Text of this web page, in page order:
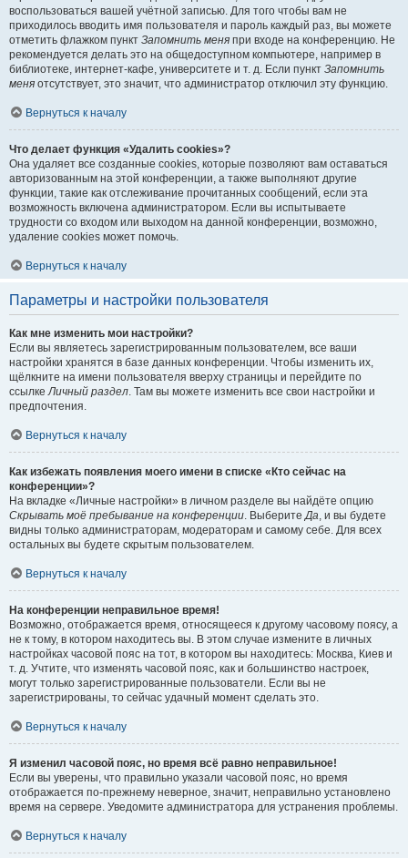
воспользоваться вашей учётной записью. Для того чтобы вам не
приходилось вводить имя пользователя и пароль каждый раз, вы можете
отметить флажком пункт Запомнить меня при входе на конференцию. Не
рекомендуется делать это на общедоступном компьютере, например в
библиотеке, интернет-кафе, университете и т. д. Если пункт Запомнить
меня отсутствует, это значит, что администратор отключил эту функцию.
Вернуться к началу
Что делает функция «Удалить cookies»?
Она удаляет все созданные cookies, которые позволяют вам оставаться
авторизованным на этой конференции, а также выполняют другие
функции, такие как отслеживание прочитанных сообщений, если эта
возможность включена администратором. Если вы испытываете
трудности со входом или выходом на данной конференции, возможно,
удаление cookies может помочь.
Вернуться к началу
Параметры и настройки пользователя
Как мне изменить мои настройки?
Если вы являетесь зарегистрированным пользователем, все ваши
настройки хранятся в базе данных конференции. Чтобы изменить их,
щёлкните на имени пользователя вверху страницы и перейдите по
ссылкеЛичный раздел. Там вы можете изменить все свои настройки и
предпочтения.
Вернуться к началу
Как избежать появления моего имени в списке «Кто сейчас на
конференции»?
На вкладке «Личные настройки» в личном разделе вы найдёте опцию
Скрывать моё пребывание на конференции. ВыберитеДа, и вы будете
видны только администраторам, модераторам и самому себе. Для всех
остальных вы будете скрытым пользователем.
Вернуться к началу
На конференции неправильное время!
Возможно, отображается время, относящееся к другому часовому поясу, а
не к тому, в котором находитесь вы. В этом случае измените в личных
настройках часовой пояс на тот, в котором вы находитесь: Москва, Киев и
т. д. Учтите, что изменять часовой пояс, как и большинство настроек,
могут только зарегистрированные пользователи. Если вы не
зарегистрированы, то сейчас удачный момент сделать это.
Вернуться к началу
Я изменил часовой пояс, но время всё равно неправильное!
Если вы уверены, что правильно указали часовой пояс, но время
отображается по-прежнему неверное, значит, неправильно установлено
время на сервере. Уведомите администратора для устранения проблемы.
Вернуться к началу